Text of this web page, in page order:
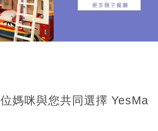
位媽咪與您共同選擇 YesMa